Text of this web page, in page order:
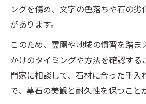
ングを傷め、文字の色落ちや石の劣
があります。
このため、霊園や地域の慣習を踏ま
かけのタイミングや方法を確認する
門家に相談して、石材に合った手入
で、墓石の美観と耐久性を保つこと